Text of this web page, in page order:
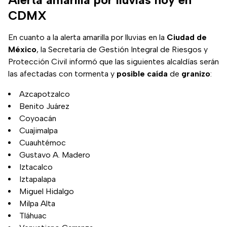
CDMX
En cuanto a la alerta amarilla por lluvias en la Ciudad de
México, la Secretaría de Gestión Integral de Riesgos y
Protección Civil informó que las siguientes alcaldías serán
las afectadas con tormenta y posible caída de granizo:
Azcapotzalco
Benito Juárez
Coyoacán
Cuajimalpa
Cuauhtémoc
Gustavo A. Madero
Iztacalco
Iztapalapa
Miguel Hidalgo
Milpa Alta
Tláhuac